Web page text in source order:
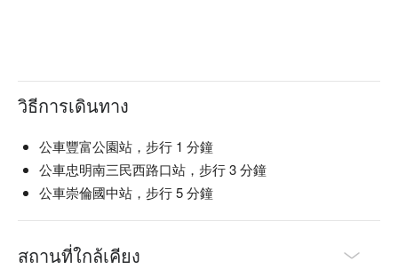
【嫩烤帶骨牛小排】肉質滑嫩，骨邊多汁豐厚
【秘醬嫩肩牛排】醬香濃郁，牛排入口柔軟
【奶油白蝦】蝦肉鮮甜，奶油香滑入口
【燒烤小肥牛】牛肉油脂豐厚，焦香誘人
【BBQ 香豬排】豬排外酥內嫩，醬香四溢
【吮指香雞翅】雞翅酥脆多汁，香料誘人
【黑醬嫩雞丁】雞丁滑嫩，黑醬濃郁入味
【炭烤天婦羅】外皮酥脆，炭火香氣濃郁
วิธีการเดินทาง
公車豐富公園站，步行 1 分鐘
公車忠明南三民西路口站，步行 3 分鐘
公車崇倫國中站，步行 5 分鐘
สถานที่ใกล้เคียง